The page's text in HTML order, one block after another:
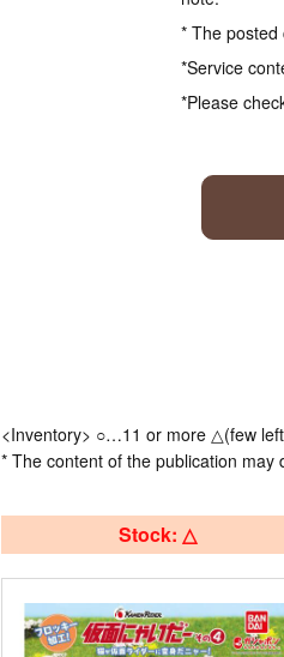
* The posted
*Service
*Please
<Inventory> ○…11 or more △(few
* The content of the publication
Stock: △